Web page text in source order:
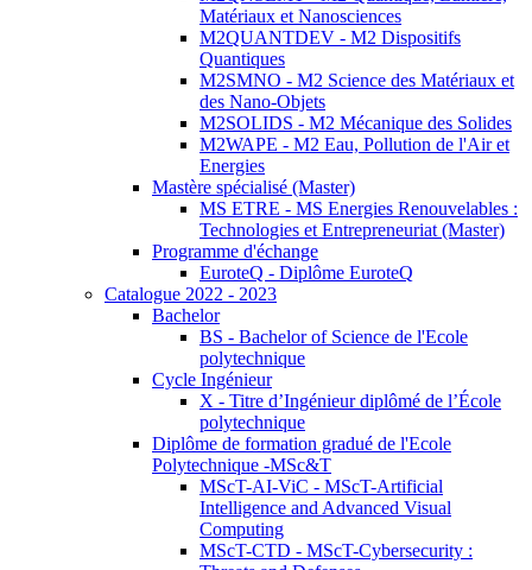
Matériaux et Nanosciences
M2QUANTDEV - M2 Dispositifs
Quantiques
M2SMNO - M2 Science des Matériaux et
des Nano-Objets
M2SOLIDS - M2 Mécanique des Solides
M2WAPE - M2 Eau, Pollution de l'Air et
Energies
Mastère spécialisé (Master)
MS ETRE - MS Energies Renouvelables :
Technologies et Entrepreneuriat (Master)
Programme d'échange
EuroteQ - Diplôme EuroteQ
Catalogue 2022 - 2023
Bachelor
BS - Bachelor of Science de l'Ecole
polytechnique
Cycle Ingénieur
X - Titre d’Ingénieur diplômé de l’École
polytechnique
Diplôme de formation gradué de l'Ecole
Polytechnique -MSc&T
MScT-AI-ViC - MScT-Artificial
Intelligence and Advanced Visual
Computing
MScT-CTD - MScT-Cybersecurity :